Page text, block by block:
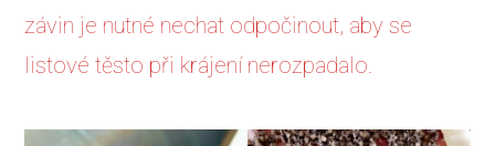
závin je nutné nechat odpočinout, aby se
listové těsto při krájení nerozpadalo.